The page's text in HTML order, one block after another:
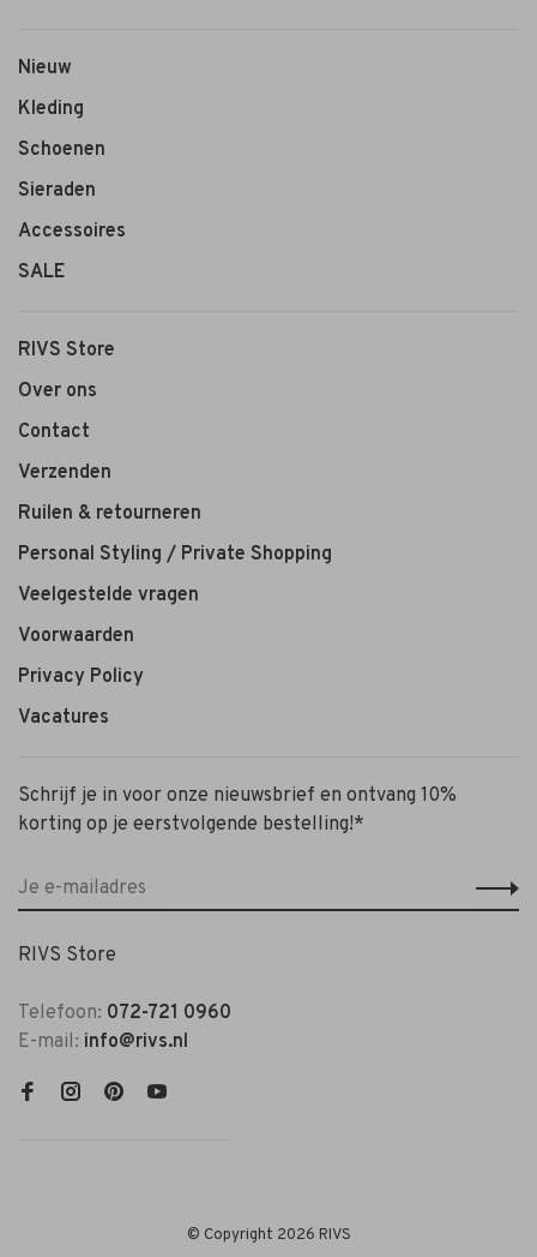
Nieuw
Kleding
Schoenen
Sieraden
Accessoires
SALE
RIVS Store
Over ons
Contact
Verzenden
Ruilen & retourneren
Personal Styling / Private Shopping
Veelgestelde vragen
Voorwaarden
Privacy Policy
Vacatures
Schrijf je in voor onze nieuwsbrief en ontvang 10%
korting op je eerstvolgende bestelling!*
RIVS Store
Telefoon: 072-721 0960
E-mail: info@rivs.nl
© Copyright 2026 RIVS